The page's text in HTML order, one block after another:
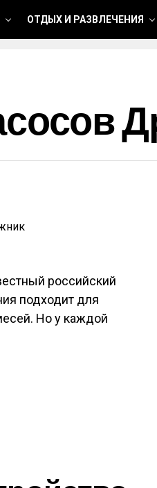
ОТДЫХ И РАЗВЛЕЧЕНИЯ
российский
подходит для
Но у каждой